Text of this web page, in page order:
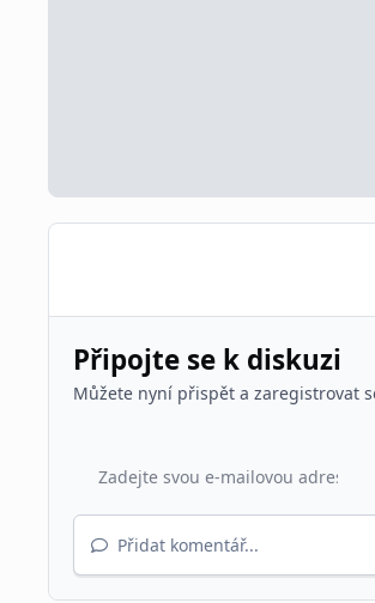
Připojte se k diskuzi
Můžete nyní přispět a zaregistrovat
Přidat komentář...